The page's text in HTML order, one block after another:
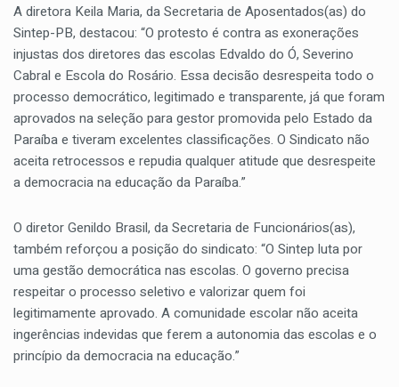
A diretora Keila Maria, da Secretaria de Aposentados(as) do
Sintep-PB, destacou: “O protesto é contra as exonerações
injustas dos diretores das escolas Edvaldo do Ó, Severino
Cabral e Escola do Rosário. Essa decisão desrespeita todo o
processo democrático, legitimado e transparente, já que foram
aprovados na seleção para gestor promovida pelo Estado da
Paraíba e tiveram excelentes classificações. O Sindicato não
aceita retrocessos e repudia qualquer atitude que desrespeite
a democracia na educação da Paraíba.”
O diretor Genildo Brasil, da Secretaria de Funcionários(as),
também reforçou a posição do sindicato: “O Sintep luta por
uma gestão democrática nas escolas. O governo precisa
respeitar o processo seletivo e valorizar quem foi
legitimamente aprovado. A comunidade escolar não aceita
ingerências indevidas que ferem a autonomia das escolas e o
princípio da democracia na educação.”